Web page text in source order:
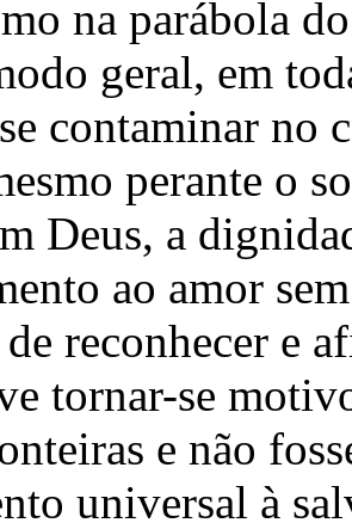
na parábola
geral, em
contaminar no
perante o
Deus, a
ao amor
reconhecer e
tornar-se
e não
universal à